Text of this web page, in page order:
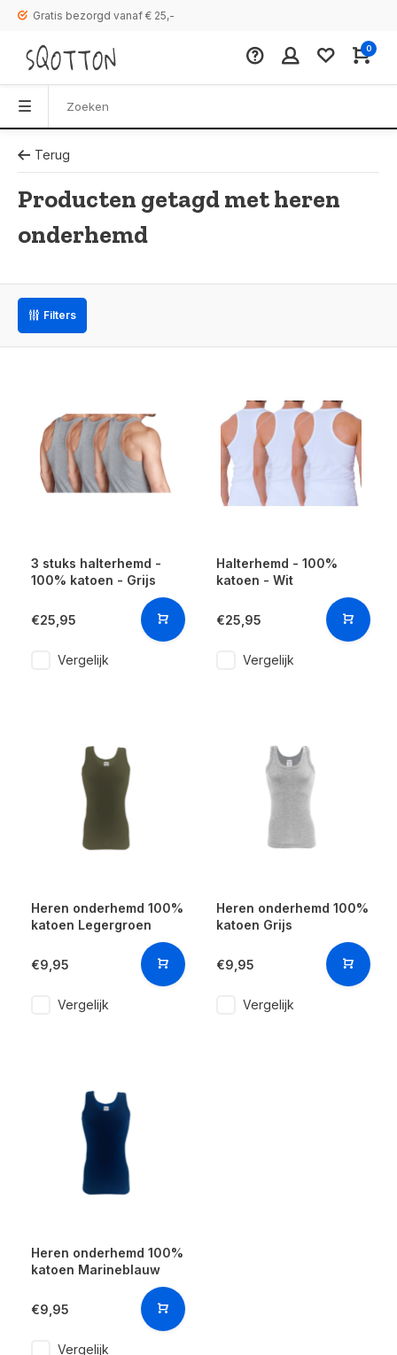
Gratis bezorgd vanaf € 25,-
0
Terug
Producten getagd met heren
onderhemd
Filters
3 stuks halterhemd -
100% katoen - Grijs
€25,95
Vergelijk
Halterhemd - 100%
katoen - Wit
€25,95
Vergelijk
Heren onderhemd 100%
katoen Legergroen
€9,95
Vergelijk
Heren onderhemd 100%
katoen Grijs
€9,95
Vergelijk
Heren onderhemd 100%
katoen Marineblauw
€9,95
Vergelijk